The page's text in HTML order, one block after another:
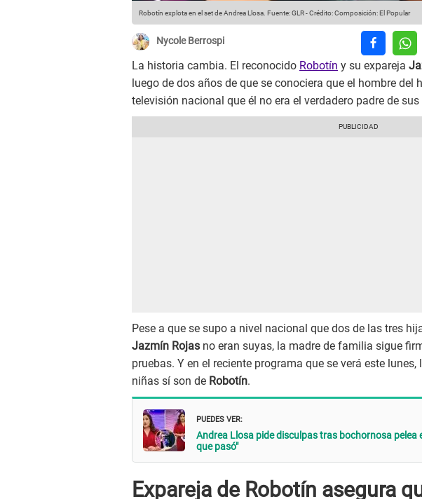
Robotín explota en el set de Andrea Llosa. Fuente: GLR-Crédito: Composición: El Popular
Nycole Berrospi
La historia cambia. El reconocido Robotín y su expareja
luego de dos años de que se conociera que el hombre del
televisión nacional que él no era el verdadero padre de sus
Pese a que se supo a nivel nacional que dos de las tres
Jazmín Rojas no eran suyas, la madre de familia sigue
pruebas. Y en el reciente programa que se verá este
niñas sí son de Robotín.
PUEDES VER:
Andrea Llosa pide disculpas tras bochornosa pelea
que pasó"
Expareja de Robotín asegura